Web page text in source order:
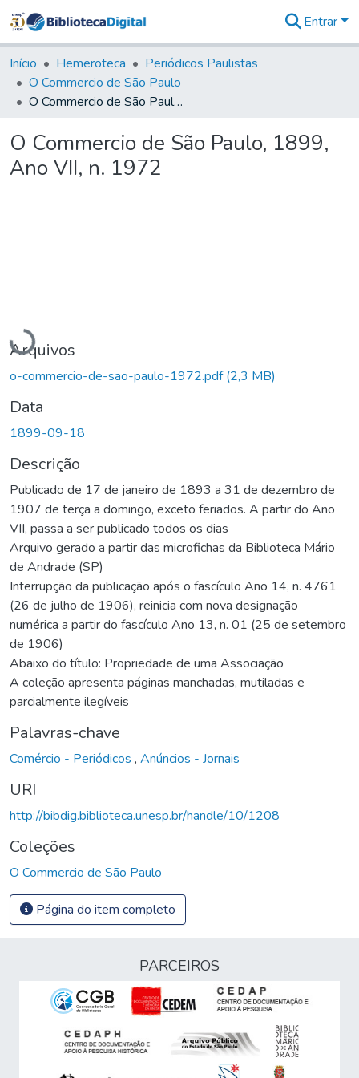
&
Coleções
Tudo na
Biblioteca
Estatísticas
Entrar
Início Hemeroteca
Periódicos Paulistas
O Commercio de São Paulo
O Commercio de São Paulo, 1899, Ano VII, n. 1972
O Commercio de São Paulo, 1899,
Ano VII, n. 1972
Carregando...
Arquivos
o-commercio-de-sao-paulo-1972.pdf(2,3 MB)
Data
1899-09-18
Descrição
Publicado de 17 de janeiro de 1893 a 31 de dezembro de
1907 de terça a domingo, exceto feriados. A partir do Ano
VII, passa a ser publicado todos os dias
Arquivo gerado a partir das microfichas da Biblioteca Mário
de Andrade (SP)
Interrupção da publicação após o fascículo Ano 14, n. 4761
(26 de julho de 1906), reinicia com nova designação
numérica a partir do fascículo Ano 13, n. 01 (25 de setembro
de 1906)
Abaixo do título: Propriedade de uma Associação
A coleção apresenta páginas manchadas, mutiladas e
parcialmente ilegíveis
Palavras-chave
Comércio - Periódicos , Anúncios - Jornais
URI
http://bibdig.biblioteca.unesp.br/handle/10/1208
Coleções
O Commercio de São Paulo
Página do item completo
PARCEIROS